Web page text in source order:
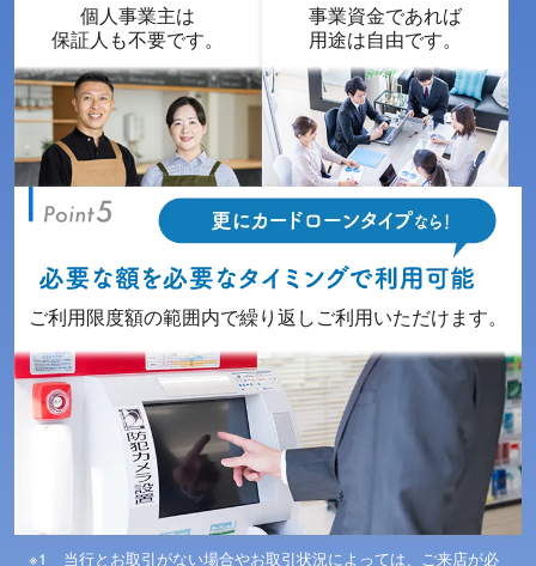
個人事業主は
保証人も不要です。
事業資金であれば
用途は自由です。
ご利用限度額の範囲内で繰り返しご利用いただけます。
当行とお取引がない場合やお取引状況によっては、ご来店が必